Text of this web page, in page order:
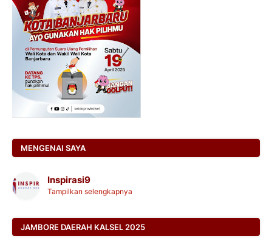
MENGENAI SAYA
Inspirasi9
Tampilkan selengkapnya
JAMBORE DAERAH KALSEL 2025